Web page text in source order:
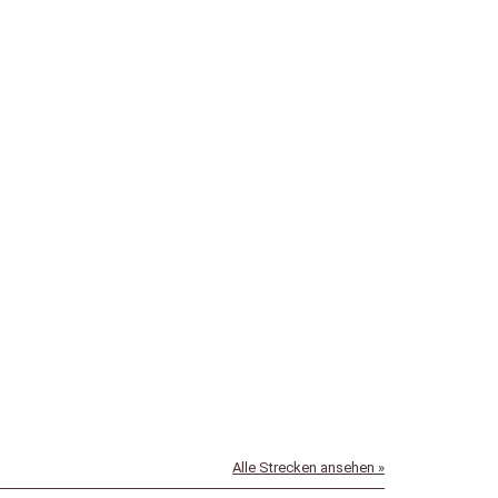
Alle Strecken ansehen »